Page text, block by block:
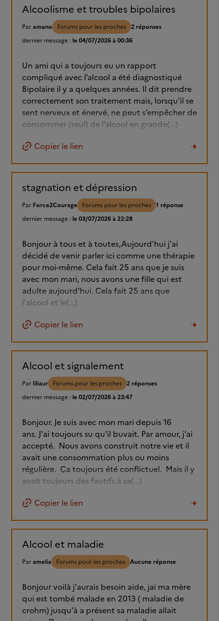
Alcoolisme et troubles bipolaires
Paramano Forums pour les proches 2 réponses
dernier message : le 04/07/2026 à 00:36
Un ami qui a toujours eu un rapport
compliqué avec l’alcool a été diagnostiqué
Bipolaire il y a quelques années. Il dit prendre
correctement son traitement mais, lorsqu’il se
sent nerveux et énervé, ne peut s’empêcher de
consommer (seul) de l’alcool en grande(...)
Copier le lien
stagnation et dépression
Par Force2Courage Forums pour les proches 1 réponse
dernier message : le 03/07/2026 à 22:28
Bonjour à tous et à toutes,Aujourd'hui j'ai
décidé de venir parler ici comme une thérapie
pour moi-même. Cela fait 25 ans que je suis
avec mon mari, nous avons une fille qui est
adulte aujourd'hui. Cela fait 25 ans que
l'alcool et le(...)
Copier le lien
Alcool et signalement
Par liliaur Forums pour les proches 2 réponses
dernier message : le 02/07/2026 à 23:47
Bonjour. Je suis avec mon mari depuis 16
ans. J'ai toujours su qu'il buvait. Par amour, j'ai
accepté. Nous avons construit notre vie et il
avait une consommation plus ou moins
régulière. Ça toujours été conflictuel. Mais il y
avait toujours des fautifs à sa(...)
Copier le lien
Alcool et maladie
Paramelia Forums pour les proches Aucune réponse
Bonjour voilà j'aurais besoin aide, jai ma mère
qui est tombé malade en 2013 ( maladie de
crohm) jusqu'à a présent sa maladie allait